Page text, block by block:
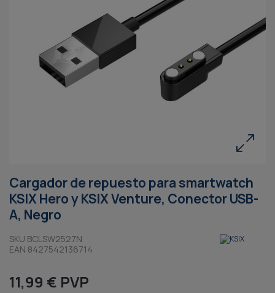
Cargador de repuesto para smartwatch
KSIX Hero y KSIX Venture, Conector USB-
A, Negro
SKU BCLSW2527N
EAN 8427542136714
11,99 € PVP